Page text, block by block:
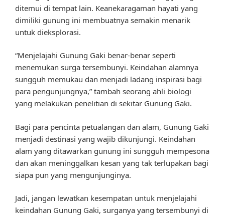
ditemui di tempat lain. Keanekaragaman hayati yang
dimiliki gunung ini membuatnya semakin menarik
untuk dieksplorasi.
“Menjelajahi Gunung Gaki benar-benar seperti
menemukan surga tersembunyi. Keindahan alamnya
sungguh memukau dan menjadi ladang inspirasi bagi
para pengunjungnya,” tambah seorang ahli biologi
yang melakukan penelitian di sekitar Gunung Gaki.
Bagi para pencinta petualangan dan alam, Gunung Gaki
menjadi destinasi yang wajib dikunjungi. Keindahan
alam yang ditawarkan gunung ini sungguh mempesona
dan akan meninggalkan kesan yang tak terlupakan bagi
siapa pun yang mengunjunginya.
Jadi, jangan lewatkan kesempatan untuk menjelajahi
keindahan Gunung Gaki, surganya yang tersembunyi di